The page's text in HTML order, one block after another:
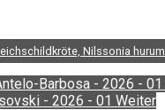
Nilssonia hurum
Barbosa - 2026 - 01
- 2026 - 01 Weiter